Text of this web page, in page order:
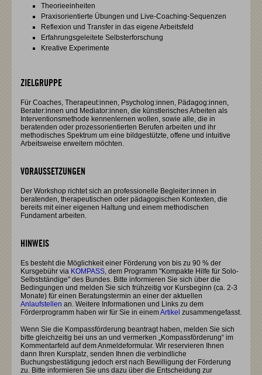
Theorieeinheiten
Praxisorientierte Übungen und Live-Coaching-Sequenzen
Reflexion und Transfer in das eigene Arbeitsfeld
Erfahrungsgeleitete Selbsterforschung
Kreative Experimente
ZIELGRUPPE
Für Coaches, Therapeut:innen, Psycholog:innen, Pädagog:innen,
Berater:innen und Mediator:innen, die künstlerisches Arbeiten als
Interventionsmethode kennenlernen wollen, sowie alle, die in
beratenden oder prozessorientierten Berufen arbeiten und ihr
methodisches Spektrum um eine bildgestützte, offene und intuitive
Arbeitsweise erweitern möchten.
VORAUSSETZUNGEN
Der Workshop richtet sich an professionelle Begleiter:innen in
beratenden, therapeutischen oder pädagogischen Kontexten, die
bereits mit einer eigenen Haltung und einem methodischen
Fundament arbeiten.
HINWEIS
Es besteht die Möglichkeit einer Förderung von bis zu 90 % der
Kursgebühr via KOMPASS, dem Programm "Kompakte Hilfe für Solo-
Selbstständige" des Bundes. Bitte informieren Sie sich über die
Bedingungen und melden Sie sich frühzeitig vor Kursbeginn (ca. 2-3
Monate) für einen Beratungstermin an einer der aktuellen
Anlaufstellen an. Weitere Informationen und Links zu dem
Förderprogramm haben wir für Sie in einemArtikel zusammengefasst.
Wenn Sie die Kompassförderung beantragt haben, melden Sie sich
bitte gleichzeitig bei uns an und vermerken „Kompassförderung“ im
Kommentarfeld auf dem Anmeldeformular. Wir reservieren Ihnen
dann Ihren Kursplatz, senden Ihnen die verbindliche
Buchungsbestätigung jedoch erst nach Bewilligung der Förderung
zu. Bitte informieren Sie uns dazu über die Entscheidung zur